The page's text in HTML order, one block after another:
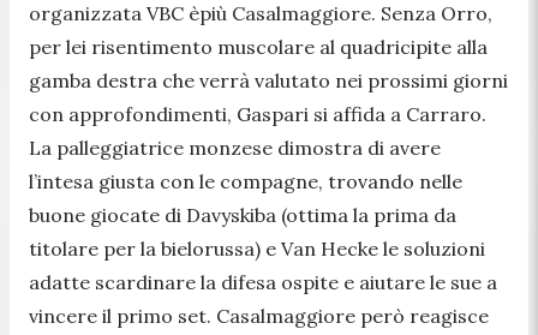
organizzata VBC èpiù Casalmaggiore. Senza Orro,
per lei risentimento muscolare al quadricipite alla
gamba destra che verrà valutato nei prossimi giorni
con approfondimenti, Gaspari si affida a Carraro.
La palleggiatrice monzese dimostra di avere
l’intesa giusta con le compagne, trovando nelle
buone giocate di Davyskiba (ottima la prima da
titolare per la bielorussa) e Van Hecke le soluzioni
adatte scardinare la difesa ospite e aiutare le sue a
vincere il primo set. Casalmaggiore però reagisce